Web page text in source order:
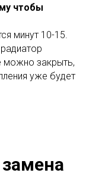
чтобы
минут 10-15.
можно закрыть,
уже будет